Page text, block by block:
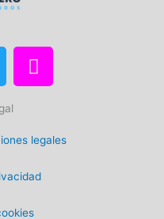
I
n
a
g
r
m
legales